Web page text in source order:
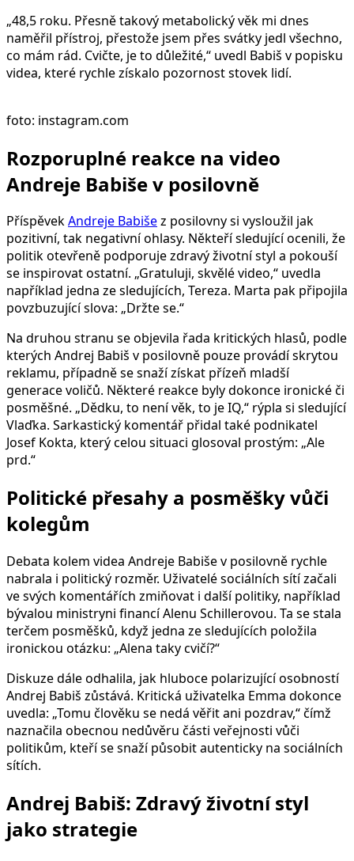
„48,5 roku. Přesně takový metabolický věk mi dnes
naměřil přístroj, přestože jsem přes svátky jedl všechno,
co mám rád. Cvičte, je to důležité,“ uvedl Babiš v popisku
videa, které rychle získalo pozornost stovek lidí.
foto: instagram.com
Rozporuplné reakce na video
Andreje Babiše v posilovně
PříspěvekAndreje Babišez posilovny si vysloužil jak
pozitivní, tak negativní ohlasy. Někteří sledující ocenili, že
politik otevřeně podporuje zdravý životní styl a pokouší
se inspirovat ostatní. „Gratuluji, skvělé video,“ uvedla
například jedna ze sledujících, Tereza. Marta pak připojila
povzbuzující slova: „Držte se.“
Na druhou stranu se objevila řada kritických hlasů, podle
kterých Andrej Babiš v posilovně pouze provádí skrytou
reklamu, případně se snaží získat přízeň mladší
generace voličů. Některé reakce byly dokonce ironické či
posměšné. „Dědku, to není věk, to je IQ,“ rýpla si sledující
Vlaďka. Sarkastický komentář přidal také podnikatel
Josef Kokta, který celou situaci glosoval prostým: „Ale
prd.“
Politické přesahy a posměšky vůči
kolegům
Debata kolem videa Andreje Babiše v posilovně rychle
nabrala i politický rozměr. Uživatelé sociálních sítí začali
ve svých komentářích zmiňovat i další politiky, například
bývalou ministryni financí Alenu Schillerovou. Ta se stala
terčem posměšků, když jedna ze sledujících položila
ironickou otázku: „Alena taky cvičí?“
Diskuze dále odhalila, jak hluboce polarizující osobností
Andrej Babiš zůstává. Kritická uživatelka Emma dokonce
uvedla: „Tomu člověku se nedá věřit ani pozdrav,“ čímž
naznačila obecnou nedůvěru části veřejnosti vůči
politikům, kteří se snaží působit autenticky na sociálních
sítích.
Andrej Babiš: Zdravý životní styl
jako strategie